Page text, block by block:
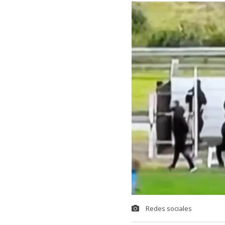
Redes sociales